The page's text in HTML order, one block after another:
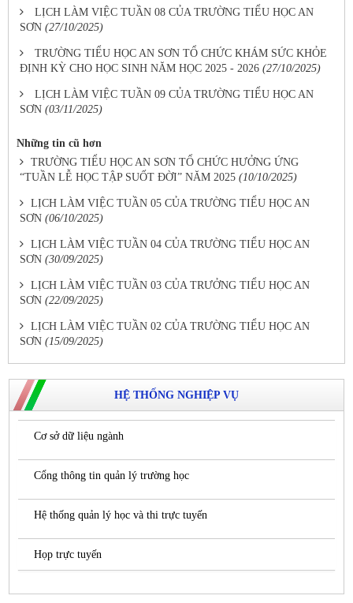
LỊCH LÀM VIỆC TUẦN 08 CỦA TRƯỜNG TIỂU HỌC AN
SƠN (27/10/2025)
TRƯỜNG TIỂU HỌC AN SƠN TỔ CHỨC KHÁM SỨC KHỎE
ĐỊNH KỲ CHO HỌC SINH NĂM HỌC 2025 - 2026 (27/10/2025)
LỊCH LÀM VIỆC TUẦN 09 CỦA TRƯỜNG TIỂU HỌC AN
SƠN (03/11/2025)
Những tin cũ hơn
TRƯỜNG TIỂU HỌC AN SƠN TỔ CHỨC HƯỞNG ỨNG
“TUẦN LỄ HỌC TẬP SUỐT ĐỜI” NĂM 2025 (10/10/2025)
LỊCH LÀM VIỆC TUẦN 05 CỦA TRƯỜNG TIỂU HỌC AN
SƠN (06/10/2025)
LỊCH LÀM VIỆC TUẦN 04 CỦA TRƯỜNG TIỂU HỌC AN
SƠN (30/09/2025)
LỊCH LÀM VIỆC TUẦN 03 CỦA TRƯỞNG TIỂU HỌC AN
SƠN (22/09/2025)
LỊCH LÀM VIỆC TUẦN 02 CỦA TRƯỜNG TIỂU HỌC AN
SƠN (15/09/2025)
HỆ THỐNG NGHIỆP VỤ
Cơ sở dữ liệu ngành
Cổng thông tin quản lý trường học
Hệ thống quản lý học và thi trực tuyến
Họp trực tuyến